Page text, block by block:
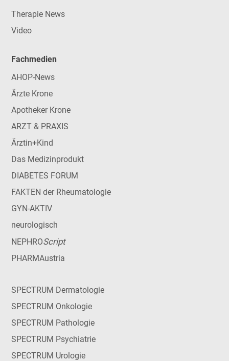
Therapie News
Video
Fachmedien
AHOP-News
Ärzte Krone
Apotheker Krone
ARZT & PRAXIS
Ärztin+Kind
Das Medizinprodukt
DIABETES FORUM
FAKTEN der Rheumatologie
GYN-AKTIV
neurologisch
NEPHROScript
PHARMAustria
SPECTRUM Dermatologie
SPECTRUM Onkologie
SPECTRUM Pathologie
SPECTRUM Psychiatrie
SPECTRUM Urologie